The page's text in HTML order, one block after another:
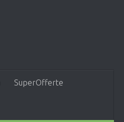
SuperOfferte